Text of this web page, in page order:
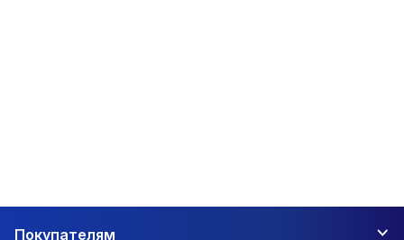
Покупателям